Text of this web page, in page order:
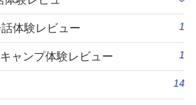
体験レビュー 1
ャンプ体験レビュー 1
14